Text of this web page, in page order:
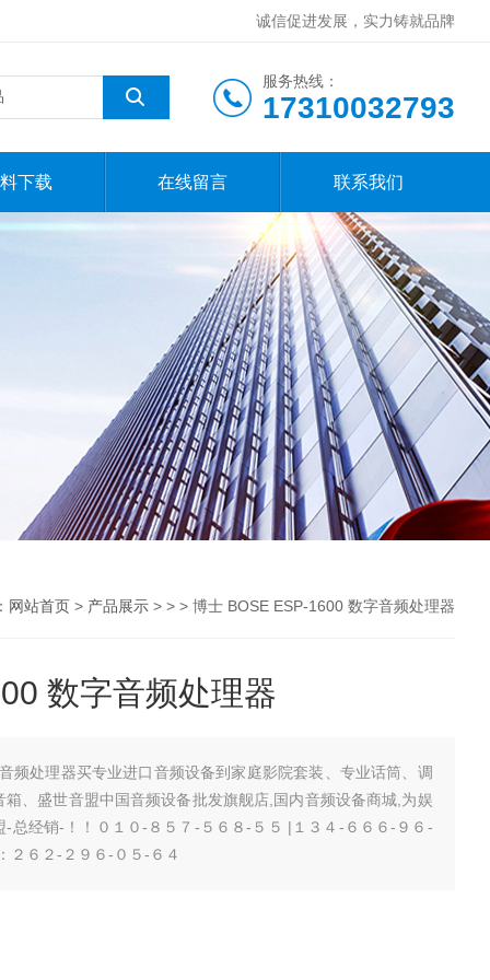
诚信促进发展，实力铸就品牌
服务热线：
17310032793
下载 在线留言 联系我们
网站首页 > 产品展示 > > > 博士 BOSE ESP-1600 数字音频处理器
数字音频处理器
频处理器买专业进口音频设备到家庭影院套装、专业话筒、调
、盛世音盟中国音频设备批发旗舰店,国内音频设备商城,为娱
总经销-！！０１０-８５７-５６８-５５ |１３４-６６６-９６-
２６２-２９６-０５-６４